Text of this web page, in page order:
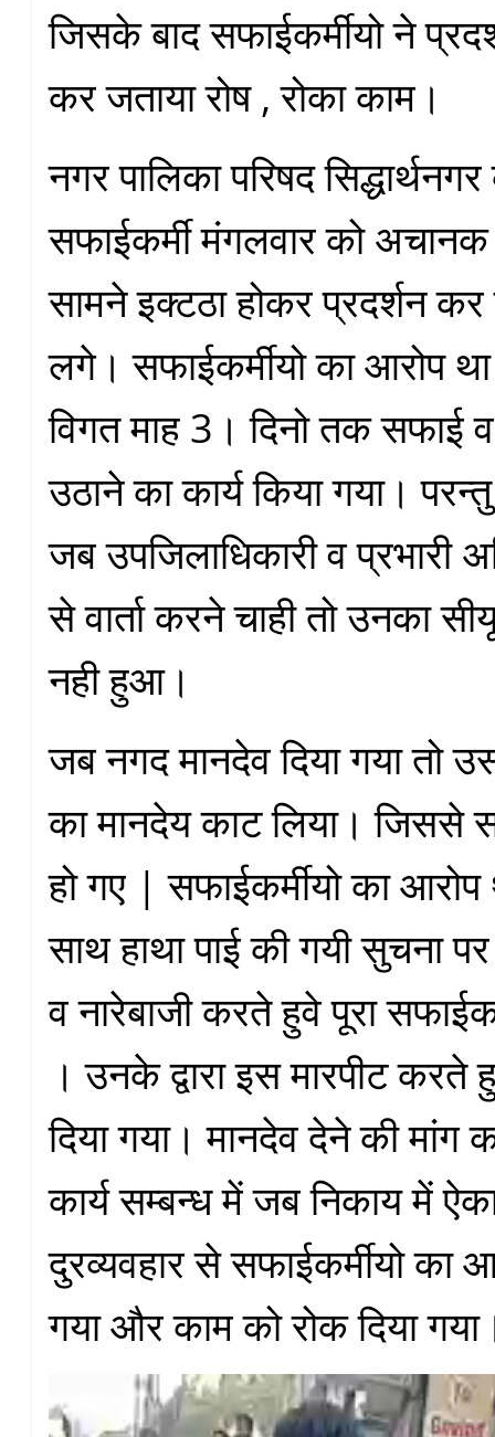
जिसके बाद सफाईकर्मीयो ने
कर जताया रोष , रोका काम।
नगर पालिका परिषद
सफाईकर्मी मंगलवार को
सामने इक्टठा होकर प्रदर्शन
लगे। सफाईकर्मीयो का आरोप था
विगत माह 3। दिनो तक सफाई
उठाने का कार्य किया गया।
जब उपजिलाधिकारी व प्रभारी
से वार्ता करने चाही तो उनका
नही हुआ।
जब नगद मानदेव दिया गया तो
का मानदेय काट लिया। जिससे
हो गए | सफाईकर्मीयो का
साथ हाथा पाई की गयी सुचना
व नारेबाजी करते हुवे पूरा
। उनके द्वारा इस मारपीट करते
दिया गया। मानदेव देने की
कार्य सम्बन्ध में जब निकाय में
दुरव्यवहार से सफाईकर्मीयो
गया और काम को रोक दिया